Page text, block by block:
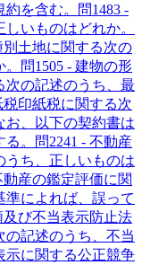
を含む。
問1483 -
いものはどれか。
土地に関する次の
問1505 - 建物の形
次の記述のうち、最
税印紙税に関する次
お、以下の契約書は
。
問2241 - 不動産
うち、正しいものは
動産の鑑定評価に関
によれば、誤って
及び不当表示防止法
記述のうち、不当
示に関する公正競争